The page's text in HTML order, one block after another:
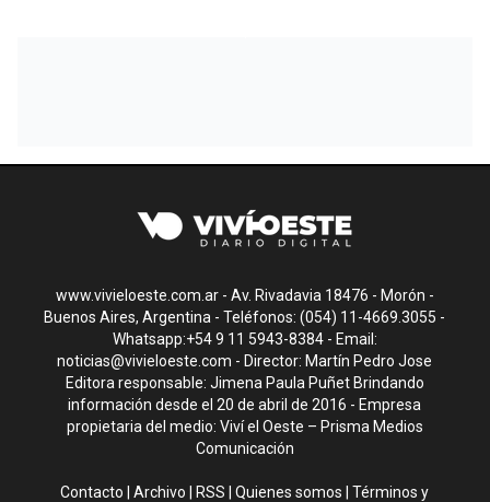
www.vivieloeste.com.ar - Av. Rivadavia 18476 - Morón -
Buenos Aires, Argentina - Teléfonos: (054) 11-4669.3055 -
Whatsapp:+54 9 11 5943-8384 - Email:
noticias@vivieloeste.com - Director: Martín Pedro Jose
Editora responsable: Jimena Paula Puñet Brindando
información desde el 20 de abril de 2016 - Empresa
propietaria del medio: Viví el Oeste – Prisma Medios
Comunicación
Contacto |Archivo RSS |Quienes somos |Términos y